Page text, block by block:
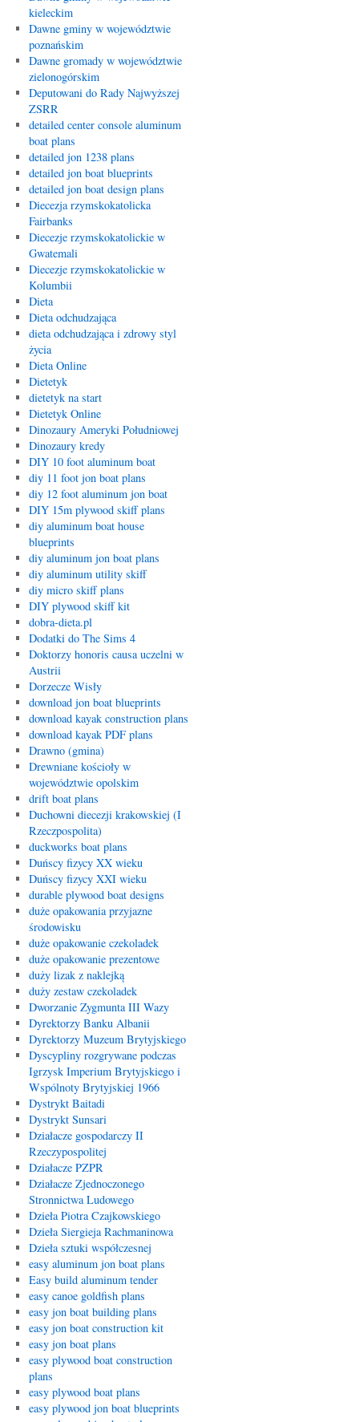
kieleckim
Dawne gminy w województwie
poznańskim
Dawne gromady w województwie
zielonogórskim
Deputowani do Rady Najwyższej
ZSRR
detailed center console aluminum
boat plans
detailed jon 1238 plans
detailed jon boat blueprints
detailed jon boat design plans
Diecezja rzymskokatolicka
Fairbanks
Diecezje rzymskokatolickie w
Gwatemali
Diecezje rzymskokatolickie w
Kolumbii
Dieta
Dieta odchudzająca
dieta odchudzająca i zdrowy styl
życia
Dieta Online
Dietetyk
dietetyk na start
Dietetyk Online
Dinozaury Ameryki Południowej
Dinozaury kredy
DIY 10 foot aluminum boat
diy 11 foot jon boat plans
diy 12 foot aluminum jon boat
DIY 15m plywood skiff plans
diy aluminum boat house
blueprints
diy aluminum jon boat plans
diy aluminum utility skiff
diy micro skiff plans
DIY plywood skiff kit
dobra-dieta.pl
Dodatki do The Sims 4
Doktorzy honoris causa uczelni w
Austrii
Dorzecze Wisły
download jon boat blueprints
download kayak construction plans
download kayak PDF plans
Drawno (gmina)
Drewniane kościoły w
województwie opolskim
drift boat plans
Duchowni diecezji krakowskiej (I
Rzeczpospolita)
duckworks boat plans
Duńscy fizycy XX wieku
Duńscy fizycy XXI wieku
durable plywood boat designs
duże opakowania przyjazne
środowisku
duże opakowanie czekoladek
duże opakowanie prezentowe
duży lizak z naklejką
duży zestaw czekoladek
Dworzanie Zygmunta III Wazy
Dyrektorzy Banku Albanii
Dyrektorzy Muzeum Brytyjskiego
Dyscypliny rozgrywane podczas
Igrzysk Imperium Brytyjskiego i
Wspólnoty Brytyjskiej 1966
Dystrykt Baitadi
Dystrykt Sunsari
Działacze gospodarczy II
Rzeczypospolitej
Działacze PZPR
Działacze Zjednoczonego
Stronnictwa Ludowego
Dzieła Piotra Czajkowskiego
Dzieła Siergieja Rachmaninowa
Dzieła sztuki współczesnej
easy aluminum jon boat plans
Easy build aluminum tender
easy canoe goldfish plans
easy jon boat building plans
easy jon boat construction kit
easy jon boat plans
easy plywood boat construction
plans
easy plywood boat plans
easy plywood jon boat blueprints